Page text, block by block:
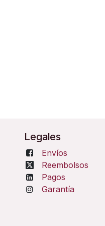
Legales
Envíos
Reembolsos
Pagos
Garantía